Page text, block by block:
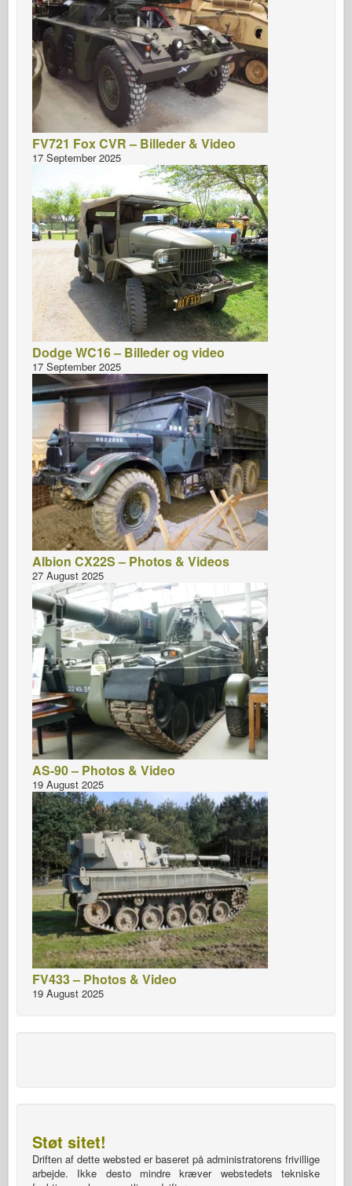
FV721 Fox CVR – Billeder & Video
17 September 2025
Dodge WC16 – Billeder og video
17 September 2025
Albion CX22S – Photos & Videos
27 August 2025
AS-90 – Photos & Video
19 August 2025
FV433 – Photos & Video
19 August 2025
Støt sitet!
Driften af dette websted er baseret på administratorens frivillige
arbejde. Ikke desto mindre kræver webstedets tekniske